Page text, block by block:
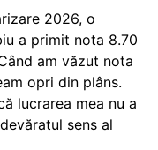
2026, o
a primit nota 8.70
am văzut nota
opri din plâns.
lucrarea mea nu a
sens al